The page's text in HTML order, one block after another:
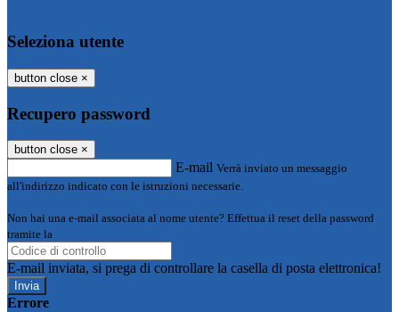
Seleziona utente
button close ×
Recupero password
button close ×
E-mail Verrà inviato un messaggio
all'indirizzo indicato con le istruzioni necessarie.
Non hai una e-mail associata al nome utente? Effettua il reset della password
tramite la
E-mail inviata, si prega di controllare la casella di posta elettronica!
Errore